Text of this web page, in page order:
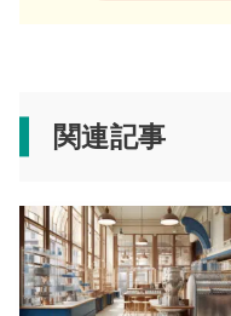
関連記事